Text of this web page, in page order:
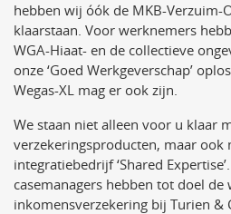
hebben wij óók de MKB-Verzuim-
klaarstaan. Voor werknemers
WGA-Hiaat- en de collectieve
onze ‘Goed Werkgeverschap’
Wegas-XL mag er ook zijn.
We staan niet alleen voor u klaar
verzekeringsproducten, maar ook
integratiebedrijf ‘Shared
casemanagers hebben tot doel de
inkomensverzekering bij Turien &